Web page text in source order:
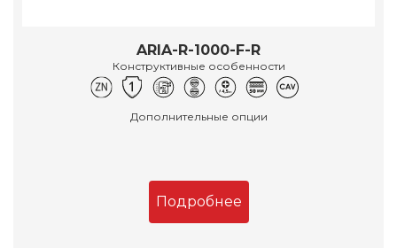
ARIA-R-1000-F-R
Конструктивные особенности
Дополнительные опции
Подробнее